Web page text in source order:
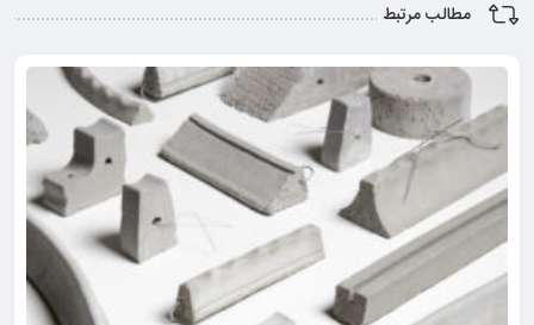
مطالب مرتبط